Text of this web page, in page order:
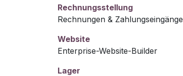
Rechnungsstellung
Rechnungen & Zahlungseingänge
Website
Enterprise-Website-Builder
Lager